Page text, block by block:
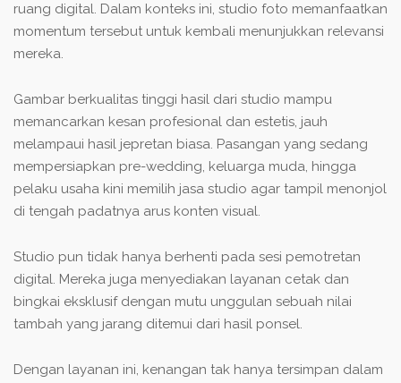
ruang digital. Dalam konteks ini, studio foto memanfaatkan
momentum tersebut untuk kembali menunjukkan relevansi
mereka.
Gambar berkualitas tinggi hasil dari studio mampu
memancarkan kesan profesional dan estetis, jauh
melampaui hasil jepretan biasa. Pasangan yang sedang
mempersiapkan pre-wedding, keluarga muda, hingga
pelaku usaha kini memilih jasa studio agar tampil menonjol
di tengah padatnya arus konten visual.
Studio pun tidak hanya berhenti pada sesi pemotretan
digital. Mereka juga menyediakan layanan cetak dan
bingkai eksklusif dengan mutu unggulan sebuah nilai
tambah yang jarang ditemui dari hasil ponsel.
Dengan layanan ini, kenangan tak hanya tersimpan dalam